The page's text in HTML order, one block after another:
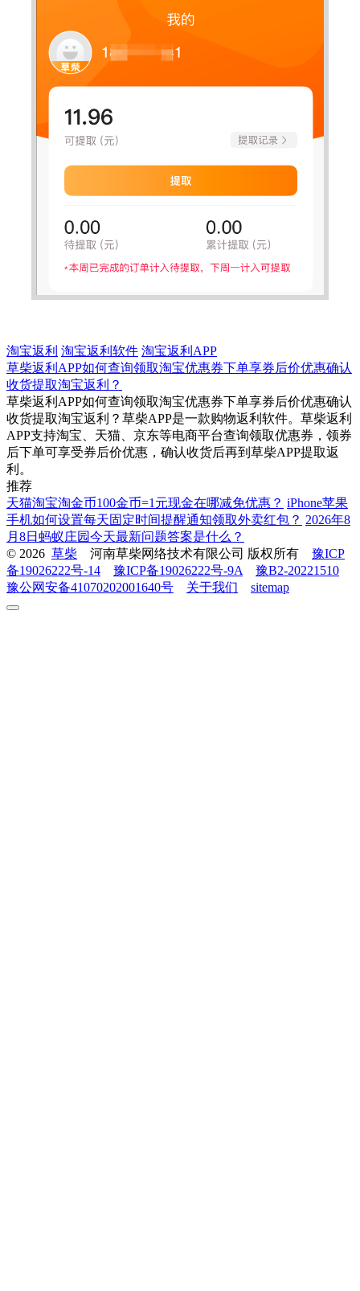
淘宝返利 淘宝返利软件 淘宝返利APP
草柴返利APP如何查询领取淘宝优惠券下单享券后价优惠确认
收货提取淘宝返利？
草柴返利APP如何查询领取淘宝优惠券下单享券后价优惠确认
收货提取淘宝返利？草柴APP是一款购物返利软件。草柴返利
APP支持淘宝、天猫、京东等电商平台查询领取优惠券，领券
后下单可享受券后价优惠，确认收货后再到草柴APP提取返
利。
推荐
天猫淘宝淘金币100金币=1元现金在哪减免优惠？ iPhone苹果
手机如何设置每天固定时间提醒通知领取外卖红包？ 2026年8
月8日蚂蚁庄园今天最新问题答案是什么？
© 2026 草柴 河南草柴网络技术有限公司 版权所有 豫ICP
备19026222号-14
豫ICP备19026222号-9A
豫B2-20221510
豫公网安备41070202001640号
关于我们 sitemap